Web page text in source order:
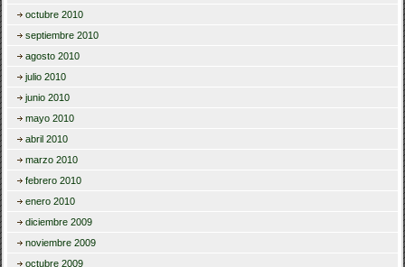
octubre 2010
septiembre 2010
agosto 2010
julio 2010
junio 2010
mayo 2010
abril 2010
marzo 2010
febrero 2010
enero 2010
diciembre 2009
noviembre 2009
octubre 2009